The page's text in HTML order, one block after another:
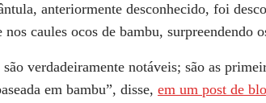
anteriormente desconhecido, foi
caules ocos de bambu, surpreendendo
são verdadeiramente notáveis; são as
em bambu”, disse, em um post de